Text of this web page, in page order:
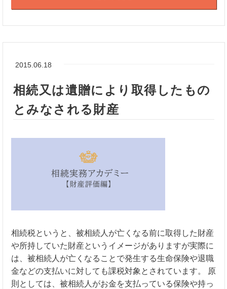
2015.06.18
相続又は遺贈により取得したもの
とみなされる財産
相続税というと、被相続人が亡くなる前に取得した財産
や所持していた財産というイメージがありますが実際に
は、被相続人が亡くなることで発生する生命保険や退職
金などの支払いに対しても課税対象とされています。 原
則としては、被相続人がお金を支払っている保険や持っ